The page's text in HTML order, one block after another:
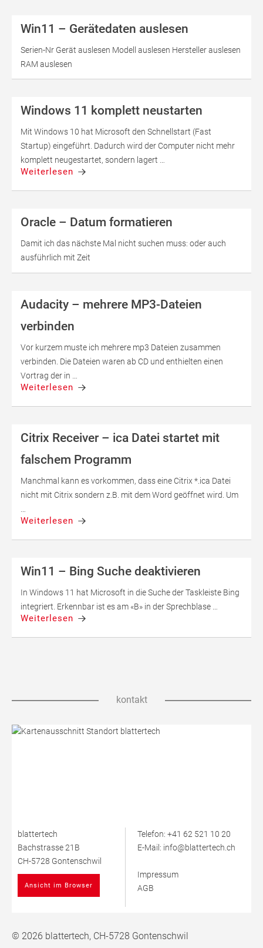
Win11 – Gerätedaten auslesen
Serien-Nr Gerät auslesen Modell auslesen Hersteller auslesen
RAM auslesen
Windows 11 komplett neustarten
Mit Windows 10 hat Microsoft den Schnellstart (Fast
Startup) eingeführt. Dadurch wird der Computer nicht mehr
komplett neugestartet, sondern lagert …
Weiterlesen
Oracle – Datum formatieren
Damit ich das nächste Mal nicht suchen muss: oder auch
ausführlich mit Zeit
Audacity – mehrere MP3-Dateien
verbinden
Vor kurzem muste ich mehrere mp3 Dateien zusammen
verbinden. Die Dateien waren ab CD und enthielten einen
Vortrag der in …
Weiterlesen
Citrix Receiver – ica Datei startet mit
falschem Programm
Manchmal kann es vorkommen, dass eine Citrix *.ica Datei
nicht mit Citrix sondern z.B. mit dem Word geöffnet wird. Um
Weiterlesen
Win11 – Bing Suche deaktivieren
In Windows 11 hat Microsoft in die Suche der Taskleiste Bing
integriert. Erkennbar ist es am «B» in der Sprechblase …
Weiterlesen
kontakt
blattertech
Bachstrasse 21B
CH-5728 Gontenschwil
Ansicht im Browser
Telefon: +41 62 521 10 20
E-Mail: info@blattertech.ch
Impressum
AGB
© 2026 blattertech, CH-5728 Gontenschwil